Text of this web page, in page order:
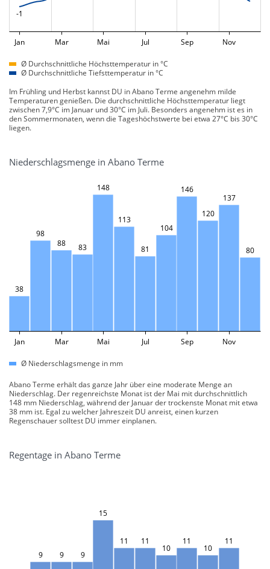
-1
Jan Mar Mai Jul Sep Nov
Ø Durchschnittliche Höchsttemperatur in °C
Ø Durchschnittliche Tiefsttemperatur in °C
Im Frühling und Herbst kannst DU in Abano Terme angenehm milde
Temperaturen genießen. Die durchschnittliche Höchsttemperatur liegt
zwischen 7,9°C im Januar und 30°C im Juli. Besonders angenehm ist es in
den Sommermonaten, wenn die Tageshöchstwerte bei etwa 27°C bis 30°C
liegen.
Niederschlagsmenge in Abano Terme
38
98
88
83
148
113
81
104
146
120
137
80
Jan Mar Mai Jul Sep Nov
Ø Niederschlagsmenge in mm
Abano Terme erhält das ganze Jahr über eine moderate Menge an
Niederschlag. Der regenreichste Monat ist der Mai mit durchschnittlich
148 mm Niederschlag, während der Januar der trockenste Monat mit etwa
38 mm ist. Egal zu welcher Jahreszeit DU anreist, einen kurzen
Regenschauer solltest DU immer einplanen.
Regentage in Abano Terme
9 9 9
15
11 11
10
11
10
11